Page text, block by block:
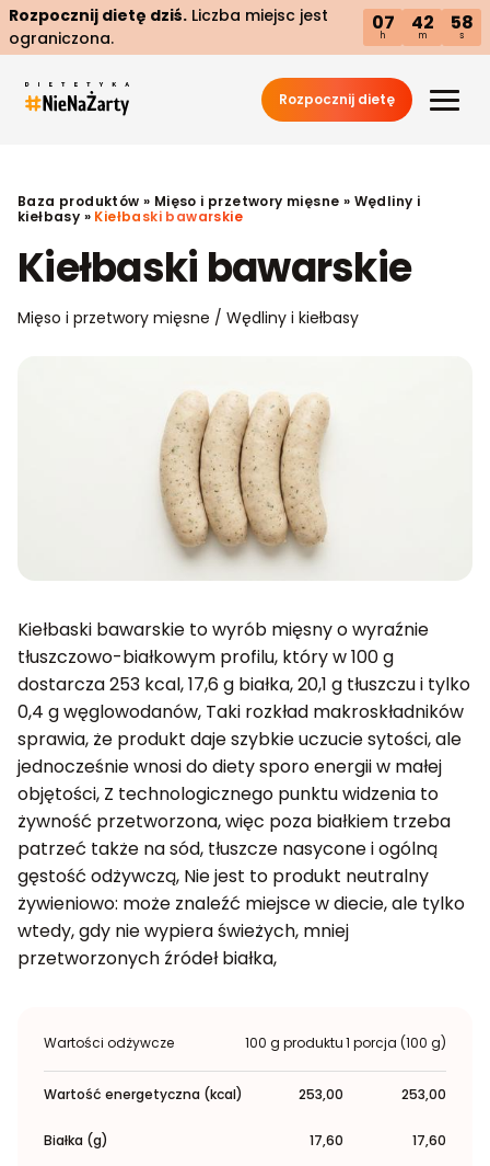
Rozpocznij dietę dziś. Liczba miejsc jest
ograniczona.
07
h
42
m
57
s
Rozpocznij dietę
Baza produktów » Mięso i przetwory mięsne » Wędliny i
kiełbasy » Kiełbaski bawarskie
Kiełbaski bawarskie
Mięso i przetwory mięsne / Wędliny i kiełbasy
Kiełbaski bawarskie to wyrób mięsny o wyraźnie
tłuszczowo-białkowym profilu, który w 100 g
dostarcza 253 kcal, 17,6 g białka, 20,1 g tłuszczu i tylko
0,4 g węglowodanów, Taki rozkład makroskładników
sprawia, że produkt daje szybkie uczucie sytości, ale
jednocześnie wnosi do diety sporo energii w małej
objętości, Z technologicznego punktu widzenia to
żywność przetworzona, więc poza białkiem trzeba
patrzeć także na sód, tłuszcze nasycone i ogólną
gęstość odżywczą, Nie jest to produkt neutralny
żywieniowo: może znaleźć miejsce w diecie, ale tylko
wtedy, gdy nie wypiera świeżych, mniej
przetworzonych źródeł białka,
Wartości odżywcze 100 g produktu1 porcja (100 g)
Wartość energetyczna (kcal) 253,00 253,00
Białka (g) 17,60 17,60